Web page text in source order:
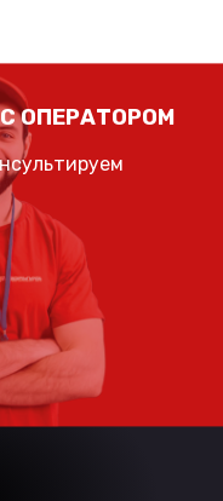
ОПЕРАТОРОМ